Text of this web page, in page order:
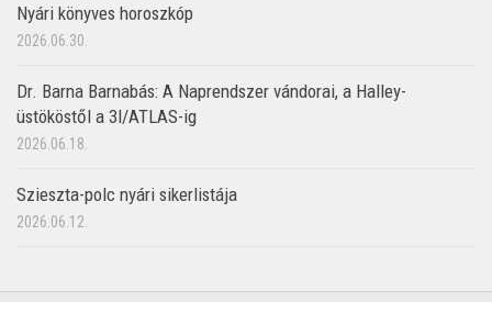
Nyári könyves horoszkóp
2026.06.30.
Dr. Barna Barnabás: A Naprendszer vándorai, a Halley-
üstököstől a 3I/ATLAS-ig
2026.06.18.
Szieszta-polc nyári sikerlistája
2026.06.12.